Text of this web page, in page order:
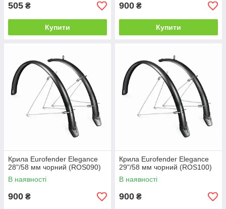
505 ₴
Купити
900 ₴
Купити
Крила Eurofender Elegance
28"/58 мм чорний (ROS090)
В наявності
900 ₴
Крила Eurofender Elegance
29"/58 мм чорний (ROS100)
В наявності
900 ₴